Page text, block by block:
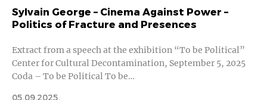
Sylvain George – Cinema Against Power –
Politics of Fracture and Presences
Extract from a speech at the exhibition “To be Political”
Center for Cultural Decontamination, September 5, 2025
Coda – To be Political To be…